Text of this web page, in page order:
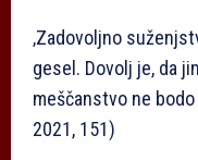
‚Zadovoljno
gesel. Dovolj je, da
meščanstvo ne
2021, 151)